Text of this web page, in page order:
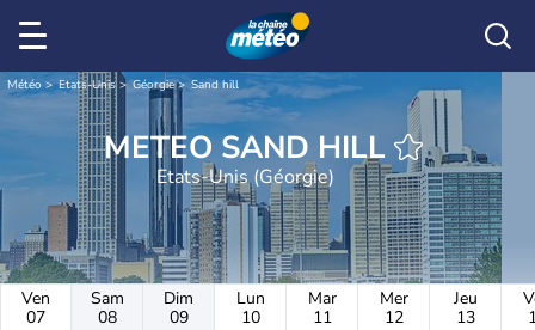
Météo Etats-Unis Géorgie Sand hill
METEO SAND HILL
Etats-Unis (Géorgie)
Ven
07
Sam
08
Dim
09
Lun
10
Mar
11
Mer
12
Jeu
13